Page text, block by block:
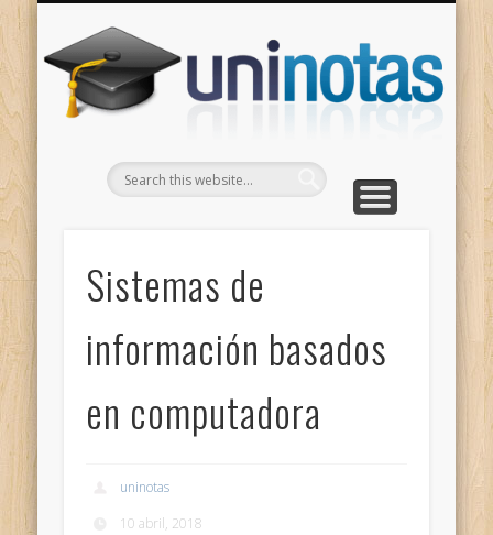
Sistemas de
información basados
en computadora
uninotas
10 abril, 2018